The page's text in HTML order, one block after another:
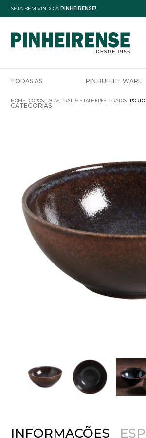
SEJA BEM VINDO À PINHEIRENSE!
TODAS AS
CATEGORIAS
PIN BUFFET WARE
HOME COPOS, TAÇAS, PRATOS E TALHERES PRATOS PORTO
INFORMAÇÕES